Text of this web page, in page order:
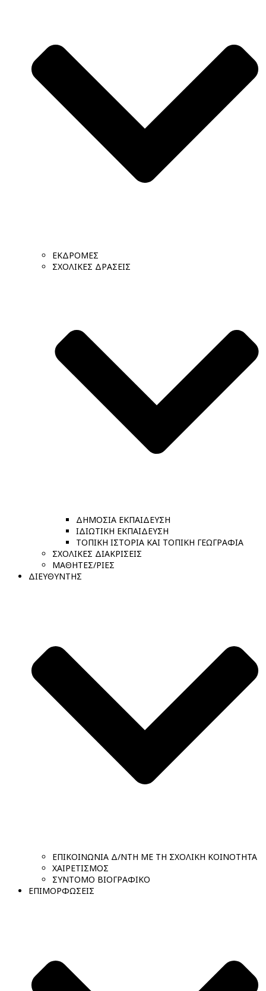
ΕΚΔΡΟΜΕΣ
ΣΧΟΛΙΚΕΣ ΔΡΑΣΕΙΣ
ΔΗΜΟΣΙΑ ΕΚΠΑΙΔΕΥΣΗ
ΙΔΙΩΤΙΚΗ ΕΚΠΑΙΔΕΥΣΗ
ΤΟΠΙΚΗ ΙΣΤΟΡΙΑ ΚΑΙ ΤΟΠΙΚΗ ΓΕΩΓΡΑΦΙΑ
ΣΧΟΛΙΚΕΣ ΔΙΑΚΡΙΣΕΙΣ
ΜΑΘΗΤΕΣ/ΡΙΕΣ
ΔΙΕΥΘΥΝΤΗΣ
ΕΠΙΚΟΙΝΩΝΙΑ Δ/ΝΤΗ ΜΕ ΤΗ ΣΧΟΛΙΚΗ ΚΟΙΝΟΤΗΤΑ
ΧΑΙΡΕΤΙΣΜΟΣ
ΣΥΝΤΟΜΟ ΒΙΟΓΡΑΦΙΚΟ
ΕΠΙΜΟΡΦΩΣΕΙΣ